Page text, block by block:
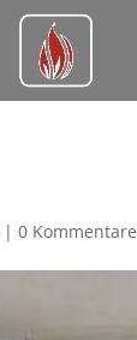
|0 Kommentare